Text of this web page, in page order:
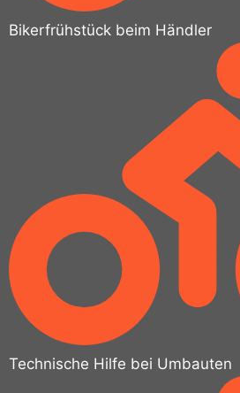
Bikerfrühstück beim Händler
Technische Hilfe bei Umbauten